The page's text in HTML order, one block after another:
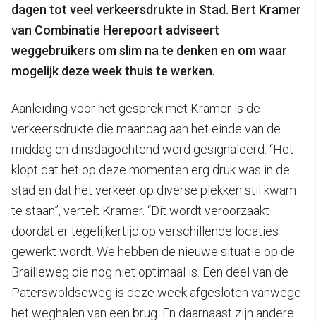
dagen tot veel verkeersdrukte in Stad. Bert Kramer
van Combinatie Herepoort adviseert
weggebruikers om slim na te denken en om waar
mogelijk deze week thuis te werken.
Aanleiding voor het gesprek met Kramer is de
verkeersdrukte die maandag aan het einde van de
middag en dinsdagochtend werd gesignaleerd. “Het
klopt dat het op deze momenten erg druk was in de
stad en dat het verkeer op diverse plekken stil kwam
te staan”, vertelt Kramer. “Dit wordt veroorzaakt
doordat er tegelijkertijd op verschillende locaties
gewerkt wordt. We hebben de nieuwe situatie op de
Brailleweg die nog niet optimaal is. Een deel van de
Paterswoldseweg is deze week afgesloten vanwege
het weghalen van een brug. En daarnaast zijn andere